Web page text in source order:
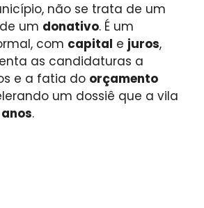
não se trata de um
um donativo. É um
com capital e juros,
as candidaturas a
e a fatia do orçamento
um dossiê que a vila
anos.